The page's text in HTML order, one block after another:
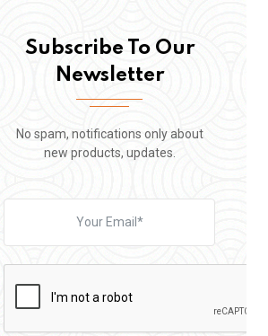
Subscribe To Our
Newsletter
No spam, notifications only about
new products, updates.